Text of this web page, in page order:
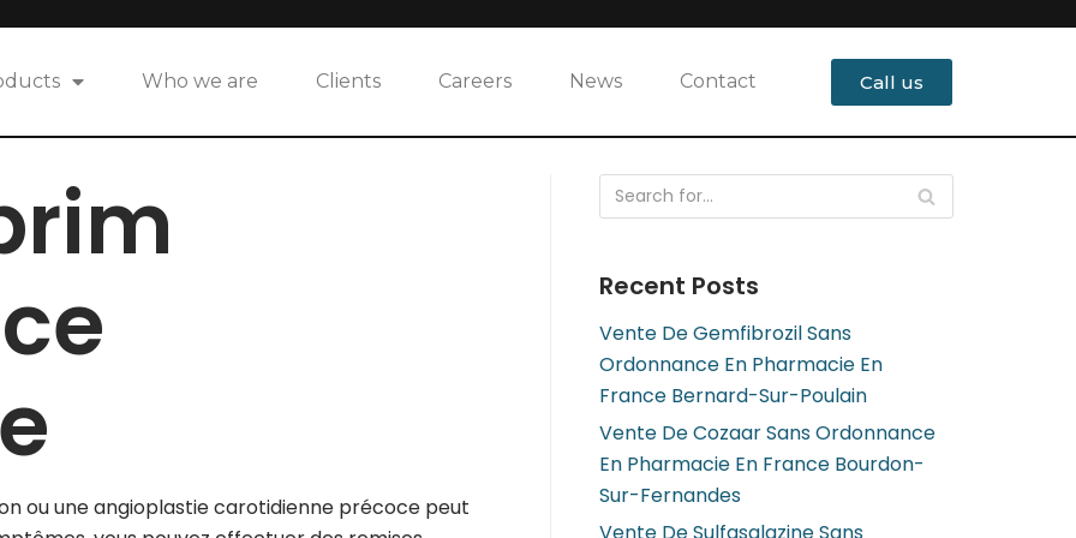
Who we are Clients Careers News Contact Call us
ou une angioplastie carotidienne précoce peut
Recent Posts
Vente De Gemfibrozil Sans
Ordonnance En Pharmacie En
France Bernard-Sur-Poulain
Vente De Cozaar Sans Ordonnance
En Pharmacie En France Bourdon-
Sur-Fernandes